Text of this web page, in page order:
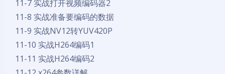
11-7 实战打开视频编码器2
11-8 实战准备要编码的数据
11-9 实战NV12转YUV420P
11-10 实战H264编码1
11-11 实战H264编码2